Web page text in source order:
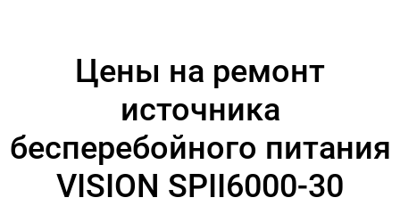
Цены на ремонт
источника
бесперебойного питания
VISION SPII6000-30